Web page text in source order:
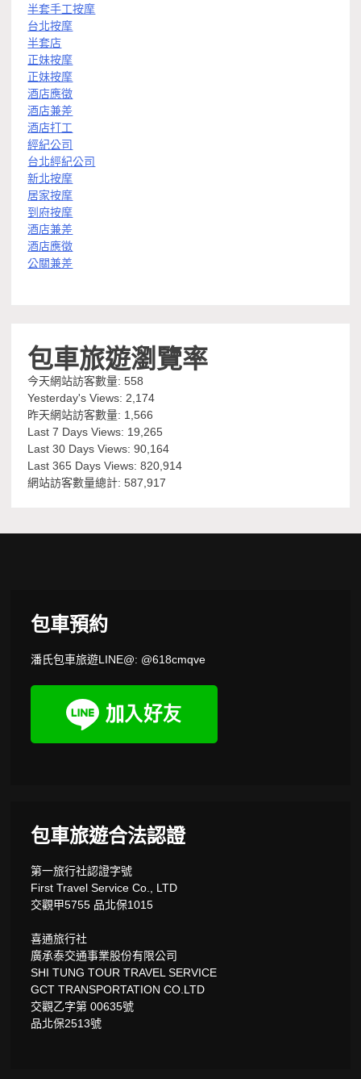
半套手工按摩
台北按摩
半套店
正妹按摩
正妹按摩
酒店應徵
酒店兼差
酒店打工
經紀公司
台北經紀公司
新北按摩
居家按摩
到府按摩
酒店兼差
酒店應徵
公關兼差
包車旅遊瀏覽率
今天網站訪客數量:558
Yesterday's Views: 2,174
昨天網站訪客數量: 1,566
Last 7 Days Views: 19,265
Last 30 Days Views:90,164
Last 365 Days Views:820,914
網站訪客數量總計:587,917
包車預約
潘氏包車旅遊LINE@: @618cmqve
包車旅遊合法認證
第一旅行社認證字號
First Travel Service Co., LTD
交觀甲5755 品北保1015
喜通旅行社
廣承泰交通事業股份有限公司
SHI TUNG TOUR TRAVEL SERVICE
GCT TRANSPORTATION CO.LTD
交觀乙字第 00635號
品北保2513號